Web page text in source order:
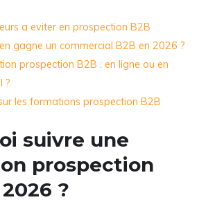
a eviter en prospection B2B
gagne un commercial B2B en 2026 ?
prospection B2B : en ligne ou en
?
les formations prospection B2B
suivre une
prospection
?